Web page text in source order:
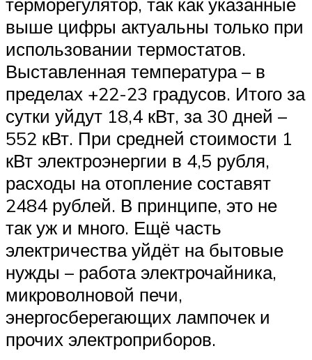
выше цифры актуальны только при
использовании термостатов.
Выставленная температура – в
пределах +22-23 градусов. Итого за
сутки уйдут 18,4 кВт, за 30 дней –
552 кВт. При средней стоимости 1
кВт электроэнергии в 4,5 рубля,
расходы на отопление составят
2484 рублей. В принципе, это не
так уж и много. Ещё часть
электричества уйдёт на бытовые
нужды – работа электрочайника,
микроволновой печи,
энергосберегающих лампочек и
прочих электроприборов.